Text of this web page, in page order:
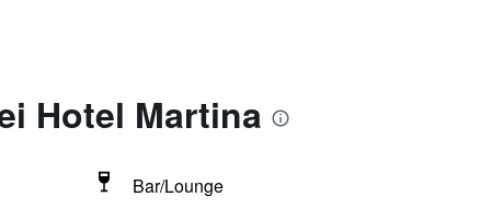
Hotel Martina
Bar/Lounge